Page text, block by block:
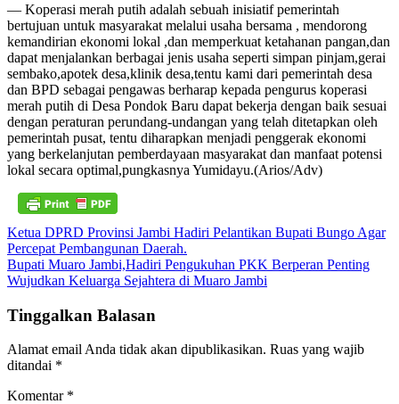
— Koperasi merah putih adalah sebuah inisiatif pemerintah
bertujuan untuk masyarakat melalui usaha bersama , mendorong
kemandirian ekonomi lokal ,dan memperkuat ketahanan pangan,dan
dapat menjalankan berbagai jenis usaha seperti simpan pinjam,gerai
sembako,apotek desa,klinik desa,tentu kami dari pemerintah desa
dan BPD sebagai pengawas berharap kepada pengurus koperasi
merah putih di Desa Pondok Baru dapat bekerja dengan baik sesuai
dengan peraturan perundang-undangan yang telah ditetapkan oleh
pemerintah pusat, tentu diharapkan menjadi penggerak ekonomi
yang berkelanjutan pemberdayaan masyarakat dan manfaat potensi
lokal secara optimal,pungkasnya Yumidayu.(Arios/Adv)
Navigasi
pos
Ketua DPRD Provinsi Jambi Hadiri Pelantikan Bupati Bungo Agar
Percepat Pembangunan Daerah.
Bupati Muaro Jambi,Hadiri Pengukuhan PKK Berperan Penting
Wujudkan Keluarga Sejahtera di Muaro Jambi
Tinggalkan Balasan
Alamat email Anda tidak akan dipublikasikan. Ruas yang wajib
ditandai *
Komentar *